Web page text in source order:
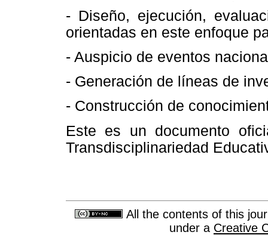
- Diseño, ejecución,
orientadas en este enfoque
- Auspicio de eventos
- Generación de líneas de
- Construcción de
Este es un documento
Transdisciplinariedad
All the contents of this
under a Creative